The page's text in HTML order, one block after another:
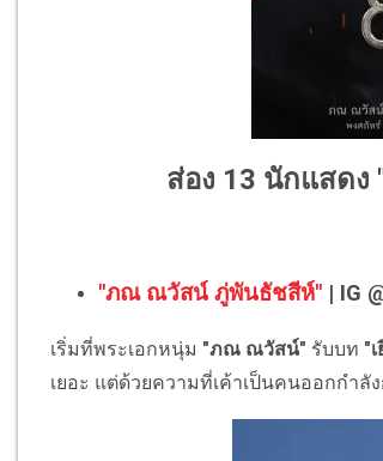
ส่อง 13 นักแสดง
"ภณ ณวัสน์ ภู่พันธัชสีห์" | IG
เริ่มที่พระเอกหนุ่ม "ภณ ณวัสน์" รับบท "
เยอะ แต่ด้วยความที่เค้าเป็นคนออกกำ